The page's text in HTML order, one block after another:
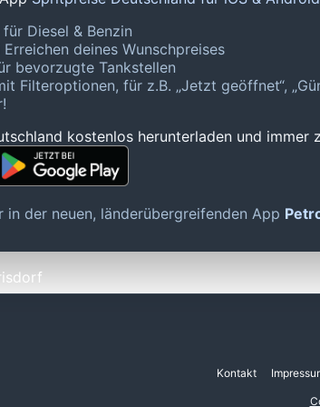
Diesel & Benzin
deines Wunschpreises
bevorzugte Tankstellen
Filteroptionen, für z.B. „Jetzt geöffnet“,
kostenlos herunterladen und immer
der neuen, länderübergreifenden App
Kontakt